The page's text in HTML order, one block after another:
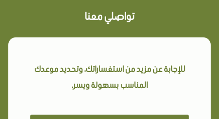
تواصلي معنا
للإجابة عن مزيد من استفساراتك، وتحديد موعدك
المناسب بسهولة ويسر.